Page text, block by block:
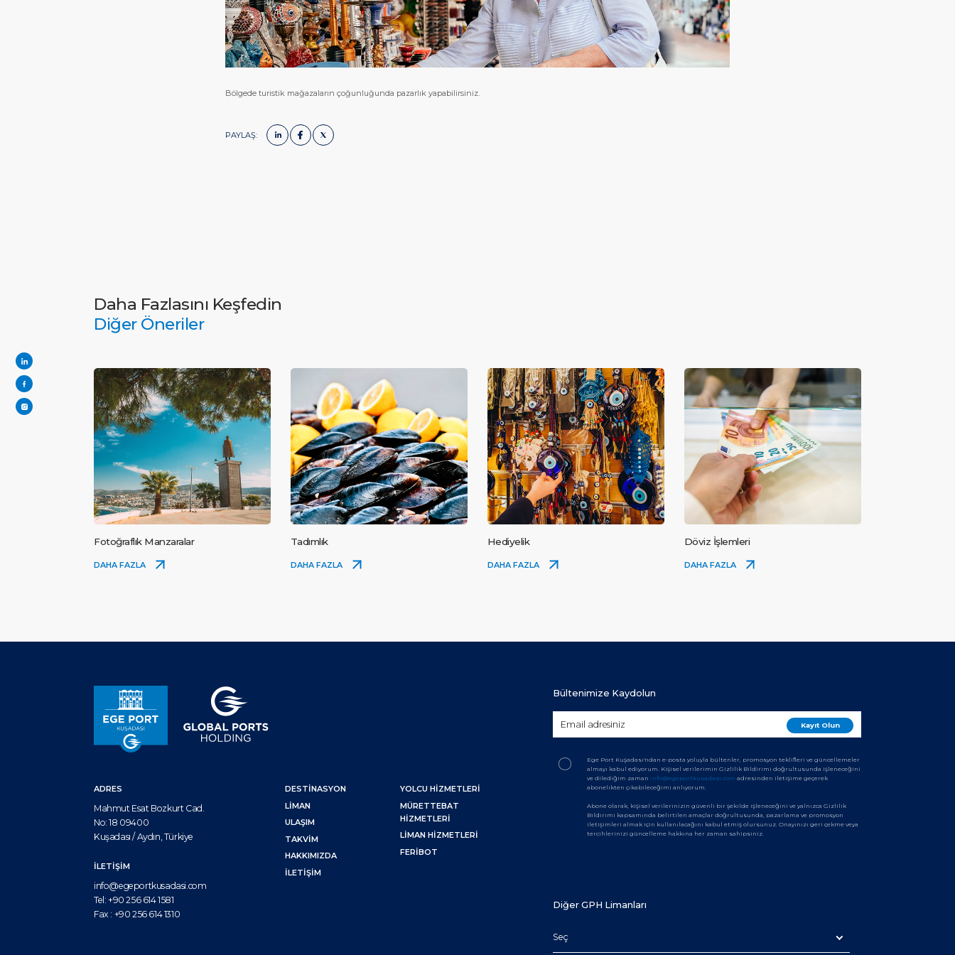
Bölgede turistik mağazaların çoğunluğunda pazarlık yapabilirsiniz.
PAYLAŞ:
Daha Fazlasını Keşfedin
Diğer Öneriler
Fotoğraflık Manzaralar
DAHA FAZLA
Tadımlık
DAHA FAZLA
Hediyelik
DAHA FAZLA
Döviz İşlemleri
DAHA FAZLA
ADRES
Mahmut Esat Bozkurt Cad.
No: 18 09400
Kuşadası / Aydın, Türkiye
İLETİŞİM
info@egeportkusadasi.com
Tel: +90 256 614 1581
Fax : +90 256 614 1310
DESTİNASYON
LIMAN
ULAŞIM
TAKVIM
HAKKIMIZDA
İLETIŞIM
YOLCU HIZMETLERI
MÜRETTEBAT
HIZMETLERI
LIMAN HIZMETLERI
FERIBOT
Bültenimize Kaydolun
Ege Port Kuşadası'ndan e-posta yoluyla bültenler, promosyon teklifleri ve güncellemeler
almayı kabul ediyorum. Kişisel verilerimin Gizlilik Bildirimi doğrultusunda işleneceğini
ve dilediğim zaman info@egeportkusadasi.com adresinden iletişime geçerek
abonelikten çıkabileceğimi anlıyorum.
Abone olarak, kişisel verilerinizin güvenli bir şekilde işleneceğini ve yalnızca Gizlilik
Bildirimi kapsamında belirtilen amaçlar doğrultusunda, pazarlama ve promosyon
iletişimleri almak için kullanılacağını kabul etmiş olursunuz. Onayınızı geri çekme veya
tercihlerinizi güncelleme hakkına her zaman sahipsiniz.
Diğer GPH Limanları
Seç